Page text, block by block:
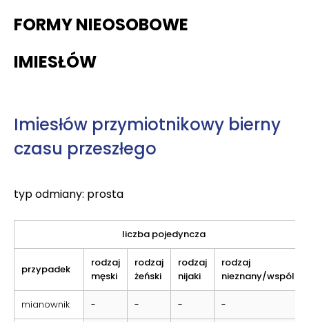
FORMY NIEOSOBOWE
IMIESŁÓW
Imiesłów przymiotnikowy bierny
czasu przeszłego
typ odmiany: prosta
liczba pojedyncza
przypadek
rodzaj
męski
rodzaj
żeński
rodzaj
nijaki
rodzaj
nieznany/wspólny
mianownik - - - -